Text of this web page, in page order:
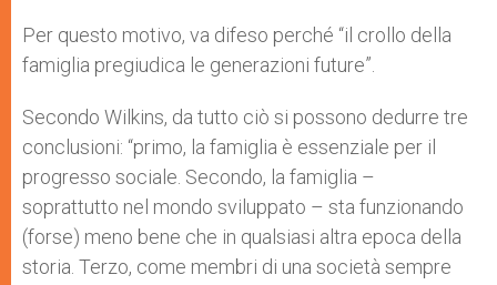
Per questo motivo, va difeso perché “il crollo della
famiglia pregiudica le generazioni future”.
Secondo Wilkins, da tutto ciò si possono dedurre tre
conclusioni: “primo, la famiglia è essenziale per il
progresso sociale. Secondo, la famiglia –
soprattutto nel mondo sviluppato – sta funzionando
(forse) meno bene che in qualsiasi altra epoca della
storia. Terzo, come membri di una società sempre